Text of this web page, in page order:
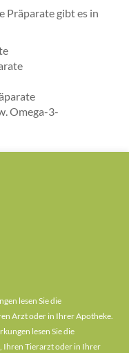
Präparate gibt es in
Omega-3-
lesen Sie die
Arzt oder in Ihrer Apotheke.
lesen Sie die
Ihren Tierarzt oder in Ihrer